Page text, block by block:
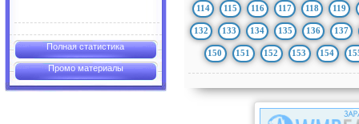
Полная статистика
Промо материалы
114 115 116 117 118 119
132 133 134 135 136 137
150 151 152 153 154